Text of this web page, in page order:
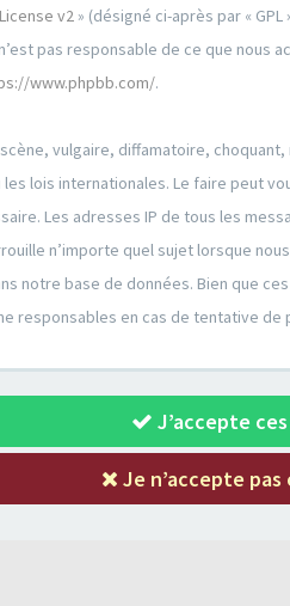
v2 » (désigné ci-après par «
pas responsable de ce que nous
www.phpbb.com/.
vulgaire, diffamatoire,
lois internationales. Le faire peut
Les adresses IP de tous les
n’importe quel sujet lorsque
notre base de données. Bien que
responsables en cas de tentative
J’accepte
Je n’accepte